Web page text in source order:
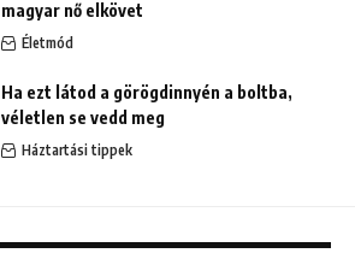
magyar nő elkövet
Életmód
Ha ezt látod a görögdinnyén a boltba,
véletlen se vedd meg
Háztartási tippek